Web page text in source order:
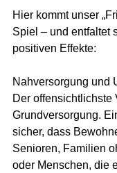
Hier kommt unser
Spiel – und entfaltet
positiven Effekte:
Nahversorgung und
Der offensichtlichste
Grundversorgung.
sicher, dass
Senioren, Familien
oder Menschen, die